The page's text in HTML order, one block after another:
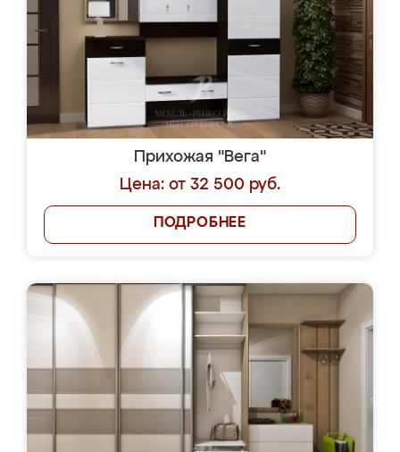
Прихожая "Вега"
Цена: от 32 500 руб.
ПОДРОБНЕЕ